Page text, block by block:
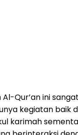
Qur’an ini
kegiatan baik
karimah